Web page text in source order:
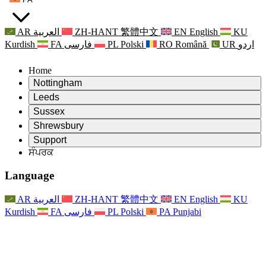
AR العربية ZH-HANT 繁體中文 EN English
KU
Kurdish
FA فارسی PL Polski RO Română UR اردو
Home
Nottingham
Review
ਸਮੀਖਿਆ ਦੇ ਚੇਅਰਮੈਨ
ਸੁਤੰਤਰ ਸਮੀਖਿਆ ਟੀਮ
ਸੰਦਰਭ ਦੀਆਂ ਸ਼ਰਤਾਂ
ਸੁਤੰਤਰ ਸਮੀਖਿਆ ਦੀ ਅੰਤਿਮ ਰਿਪੋਰਟ
ਅਕਸਰ ਪੁੱਛੇ ਜਾਣ ਵਾਲੇ ਸਵਾਲ
ਪਰਿਵਾਰਕ ਫੀਡਬੈਕ ਪ੍ਰਕਿਰਿਆ
ਨਿਊਜ਼ਲੈਟਰ
ਬਾਹਰ ਕੱਡਣਾ
Leeds
Review
ਸਮੀਖਿਆ ਦੇ ਚੇਅਰਮੈਨ
ਸੁਤੰਤਰ ਸਮੀਖਿਆ ਟੀਮ
ਹਵਾਲੇ ਦੀਆਂ ਸ਼ਰਤਾਂ
ਸੰਪਰਕ
ਪਰਿਵਾਰਾਂ ਲਈ ਮਨੋਵਿਗਿਆਨਕ ਸਹਾਇਤਾ
ਪਰਿਵਾਰਾਂ ਲਈ ਅੱਪਡੇਟ
ਘਟਨਾਵਾਂ
For Staff
ਸਟਾਫ ਲਈ ਸਹਾਇਤਾ
Sussex
Review
ਸਮੀਖਿਆ ਦੇ ਚੇਅਰਮੈਨ
ਸੁਤੰਤਰ ਸਮੀਖਿਆ ਟੀਮ
ਸੰਦਰਭ ਦੀਆਂ ਸ਼ਰਤਾਂ
For Families
ਪਰਿਵਾਰਾਂ ਲਈ ਅੱਪਡੇਟ
ਘਟਨਾਵਾਂ
Shrewsbury
Review
ਜਣੇਪਾ ਸਮੀਖਿਆ ਵਾਸਤੇ ਸੰਦਰਭ ਦੀਆਂ ਸ਼ਰਤਾਂ
ਸੁਤੰਤਰ ਸਮੀਖਿਆ ਦੀ ਅੰਤਿਮ ਰਿਪੋਰਟ
ਸੁਤੰਤਰ ਸਮੀਖਿਆ ਦੀ ਪਹਿਲੀ ਰਿਪੋਰਟ
For Families
ਅੱਪਡੇਟ
Support
Leeds
Nottingham
ਪਰਿਵਾਰਕ ਮਨੋਵਿਗਿਆਨਕ ਸਹਾਇਤਾ ਸੇਵਾ
ਮਾਨਸਿਕ ਸਿਹਤ ਸੰਕਟ ਸਹਾਇਤਾ
ਖੇਤਰੀ ਸੇਵਾਵਾਂ ਨੌਟਿੰਘਮ
National
ਸੰਪਰਕ
Language
AR العربية ZH-HANT 繁體中文 EN English
KU
Kurdish
FA فارسی PL Polski PA Punjabi